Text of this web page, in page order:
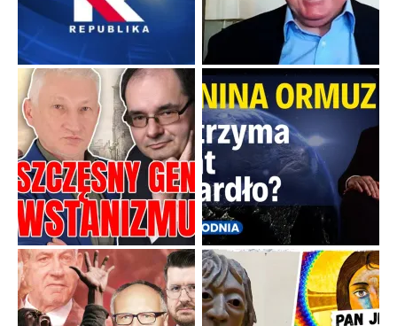
Boskie przestrogi na trudne czasy. Maryjna alternatywa dla
cyfrowego świata
Święte orędzia w cieniu smartfonów.
Popularne